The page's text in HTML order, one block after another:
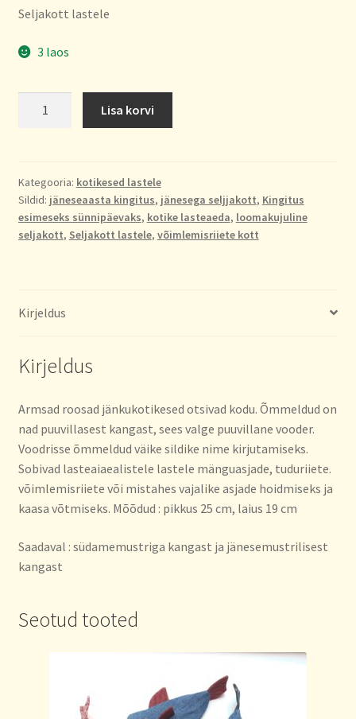
Seljakott lastele
3 laos
Lisa korvi
Kategooria: kotikesed lastele
Sildid: jäneseaasta kingitus, jänesega seljjakott, Kingitus
esimeseks sünnipäevaks, kotike lasteaeda, loomakujuline
seljakott, Seljakott lastele, võimlemisriiete kott
Kirjeldus
Kirjeldus
Armsad roosad jänkukotikesed otsivad kodu. Õmmeldud on
nad puuvillasest kangast, sees valge puuvillane vooder.
Voodrisse õmmeldud väike sildike nime kirjutamiseks.
Sobivad lasteaiaealistele lastele mänguasjade, tuduriiete.
võimlemisriiete või mistahes vajalike asjade hoidmiseks ja
kaasa võtmiseks. Mõõdud : pikkus 25 cm, laius 19 cm
Saadaval : südamemustriga kangast ja jänesemustrilisest
kangast
Seotud tooted